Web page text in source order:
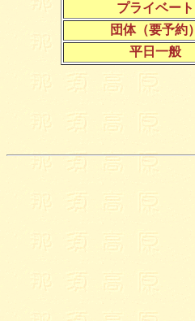
プライベート
団体（要予約）
平日一般